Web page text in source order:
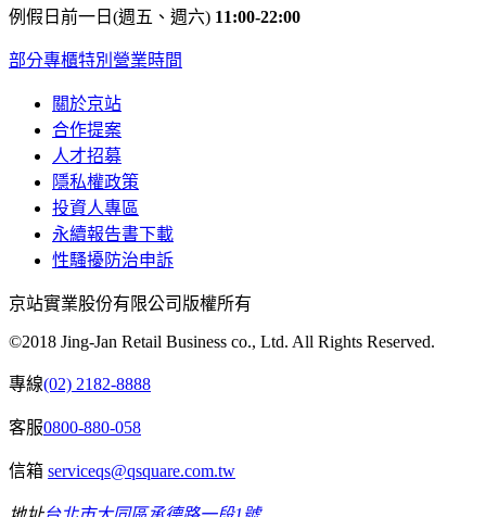
例假日前一日(週五、週六) 11:00-22:00
部分專櫃特別營業時間
關於京站
合作提案
人才招募
隱私權政策
投資人專區
永續報告書下載
性騷擾防治申訴
京站實業股份有限公司版權所有
©2018 Jing-Jan Retail Business co., Ltd. All Rights Reserved.
專線(02) 2182-8888
客服0800-880-058
信箱 serviceqs@qsquare.com.tw